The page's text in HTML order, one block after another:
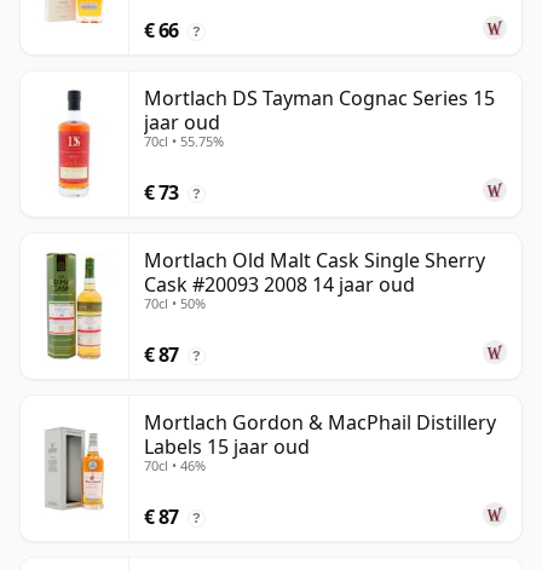
€ 66 ?
Mortlach DS Tayman Cognac Series 15
jaar oud
70cl • 55.75%
€ 73 ?
Mortlach Old Malt Cask Single Sherry
Cask #20093 2008 14 jaar oud
70cl • 50%
€ 87 ?
Mortlach Gordon & MacPhail Distillery
Labels 15 jaar oud
70cl • 46%
€ 87 ?